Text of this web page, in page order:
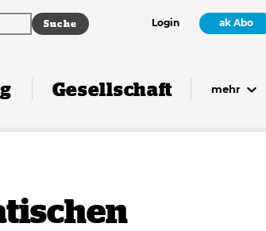
Login ak Abo
Gesellschaft mehr